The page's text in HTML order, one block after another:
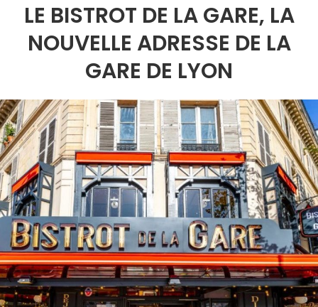
LE BISTROT DE LA GARE, LA
NOUVELLE ADRESSE DE LA
GARE DE LYON